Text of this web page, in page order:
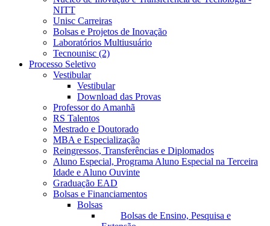
NITT
Unisc Carreiras
Bolsas e Projetos de Inovação
Laboratórios Multiusuário
Tecnounisc (2)
Processo Seletivo
Vestibular
Vestibular
Download das Provas
Professor do Amanhã
RS Talentos
Mestrado e Doutorado
MBA e Especialização
Reingressos, Transferências e Diplomados
Aluno Especial, Programa Aluno Especial na Terceira
Idade e Aluno Ouvinte
Graduação EAD
Bolsas e Financiamentos
Bolsas
Bolsas de Ensino, Pesquisa e